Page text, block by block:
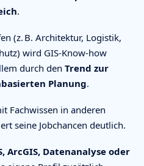
.
(z. B. Architektur, Logistik,
wird GIS-Know-how
durch den Trend zur
Planung.
Fachwissen in anderen
seine Jobchancen deutlich.
ArcGIS, Datenanalyse oder